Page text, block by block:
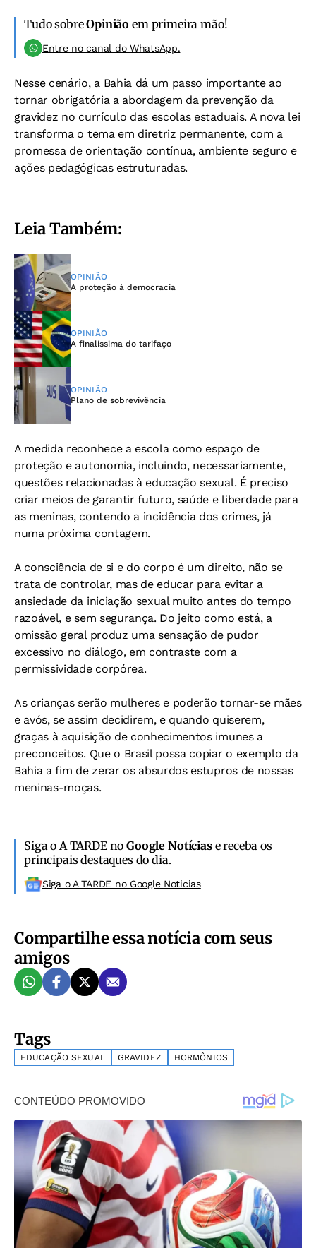
Tudo sobreOpinião em primeira mão!
Entre no canal do WhatsApp.
Nesse cenário, a Bahia dá um passo importante ao
tornar obrigatória a abordagem da prevenção da
gravidez no currículo das escolas estaduais. A nova lei
transforma o tema em diretriz permanente, com a
promessa de orientação contínua, ambiente seguro e
ações pedagógicas estruturadas.
Leia Também:
OPINIÃO
A proteção à democracia
OPINIÃO
A finalíssima do tarifaço
OPINIÃO
Plano de sobrevivência
A medida reconhece a escola como espaço de
proteção e autonomia, incluindo, necessariamente,
questões relacionadas à educação sexual. É preciso
criar meios de garantir futuro, saúde e liberdade para
as meninas, contendo a incidência dos crimes, já
numa próxima contagem.
A consciência de si e do corpo é um direito, não se
trata de controlar, mas de educar para evitar a
ansiedade da iniciação sexual muito antes do tempo
razoável, e sem segurança. Do jeito como está, a
omissão geral produz uma sensação de pudor
excessivo no diálogo, em contraste com a
permissividade corpórea.
As crianças serão mulheres e poderão tornar-se mães
e avós, se assim decidirem, e quando quiserem,
graças à aquisição de conhecimentos imunes a
preconceitos. Que o Brasil possa copiar o exemplo da
Bahia a fim de zerar os absurdos estupros de nossas
meninas-moças.
Siga o A TARDE noGoogle Notíciase receba os
principais destaques do dia.
Siga o A TARDE no Google Noticias
Compartilhe essa notícia com seus
amigos
Tags
EDUCAÇÃO SEXUAL GRAVIDEZ HORMÔNIOS